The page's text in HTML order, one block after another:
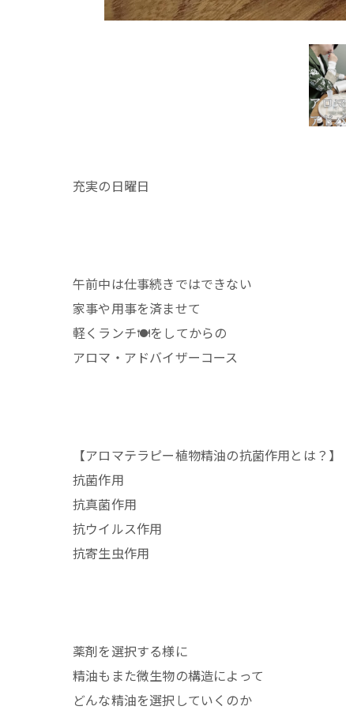
充実の日曜日
午前中は仕事続きではできない
家事や用事を済ませて
軽くランチ🍽️をしてからの
アロマ・アドバイザーコース
【アロマテラピー植物精油の抗菌作用とは？】
抗菌作用
抗真菌作用
抗ウイルス作用
抗寄生虫作用
薬剤を選択する様に
精油もまた微生物の構造によって
どんな精油を選択していくのか